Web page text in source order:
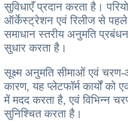
सुविधाएँ प्रदान करता है।
ऑर्केस्ट्रेशन एवं रिलीज से
समाधान स्तरीय अनुमति
सुधार करता है।
सूक्ष्म अनुमति सीमाओं एवं चरण-
कारण, यह प्लेटफॉर्म कार्यों
में मदद करता है, एवं विभिन्न
सुनिश्चित करता है।